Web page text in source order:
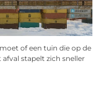
of een tuin die op de
stapelt zich sneller